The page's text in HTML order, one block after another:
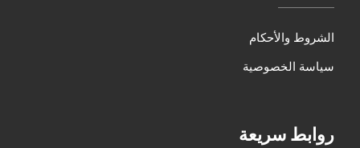
الشروط والأحكام
سياسة الخصوصية
روابط سريعة